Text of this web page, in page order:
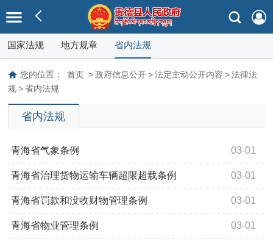
国家法规 地方规章 省内法规
您的位置： 首页 > 政府信息公开 > 法定主动公开内容 > 法律法
规 > 省内法规
省内法规
03-01
青海省气象条例
03-01
青海省治理货物运输车辆超限超载条例
03-01
青海省罚款和没收财物管理条例
03-01
青海省物业管理条例